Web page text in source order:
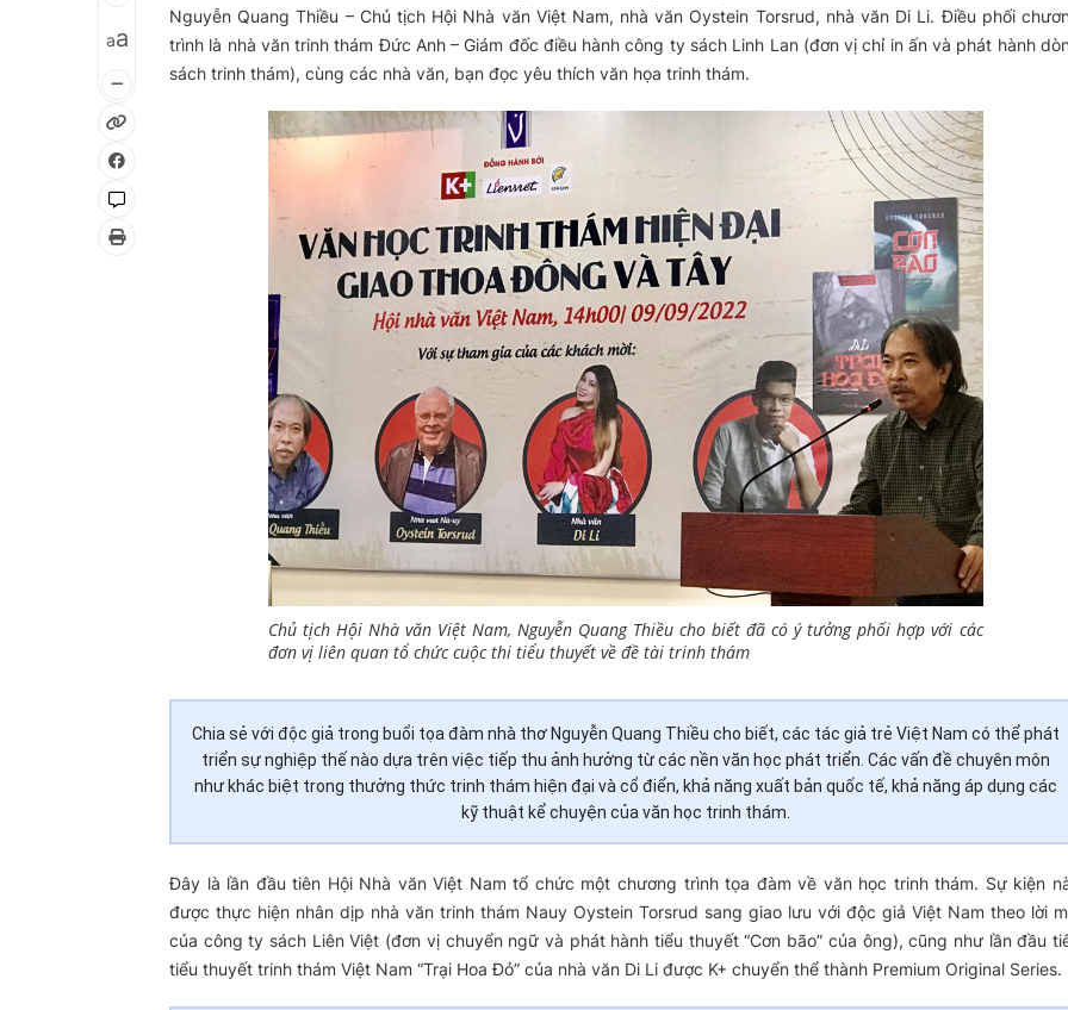
aa
Nguyễn Quang Thiều – Chủ tịch Hội Nhà văn Việt Nam, nhà văn Oystein Torsrud, nhà văn Di Li. Điều phối
trình là nhà văn trinh thám Đức Anh – Giám đốc điều hành công ty sách Linh Lan (đơn vị chỉ in ấn và phát hành
sách trinh thám), cùng các nhà văn, bạn đọc yêu thích văn họa trinh thám.
Chủ tịch Hội Nhà văn Việt Nam, Nguyễn Quang Thiều cho biết đã có ý tưởng phối hợp với các
đơn vị liên quan tổ chức cuộc thi tiểu thuyết về đề tài trinh thám
Chia sẻ với độc giả trong buổi tọa đàm nhà thơ Nguyễn Quang Thiều cho biết, các tác giả trẻ Việt Nam có thể phát
triển sự nghiệp thế nào dựa trên việc tiếp thu ảnh hưởng từ các nền văn học phát triển. Các vấn đề chuyên môn
như khác biệt trong thưởng thức trinh thám hiện đại và cổ điển, khả năng xuất bản quốc tế, khả năng áp dụng các
kỹ thuật kể chuyện của văn học trinh thám.
Đây là lần đầu tiên Hội Nhà văn Việt Nam tổ chức một chương trình tọa đàm về văn học trinh thám. Sự kiện
được thực hiện nhân dịp nhà văn trinh thám Nauy Oystein Torsrud sang giao lưu với độc giả Việt Nam theo lời
của công ty sách Liên Việt (đơn vị chuyển ngữ và phát hành tiểu thuyết “Cơn bão” của ông), cũng như lần đầu
tiểu thuyết trinh thám Việt Nam “Trại Hoa Đỏ” của nhà văn Di Li được K+ chuyển thể thành Premium Original Series.